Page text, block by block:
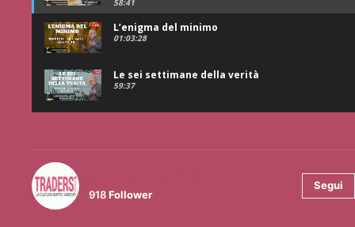
58:41
L’enigma del minimo
01:03:28
Le sei settimane della verità
59:37
918Follower
Segui